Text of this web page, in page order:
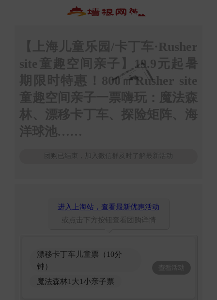
【上海儿童乐园/卡丁车·Rusher
site童趣空间亲子】19.9元起暑
期限时特惠！800㎡Rusher site
童趣空间亲子一票嗨玩：魔法森
林、漂移卡丁车、探险矩阵、海
洋球池……
团购已结束，加入微信群及时了解最新活动
进入上海站，查看最新优惠活动
或点击下方按钮查看团购详情
漂移卡丁车儿童票（10分
钟）
魔法森林1大1小亲子票